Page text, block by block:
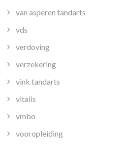
van asperen tandarts
vds
verdoving
verzekering
vink tandarts
vitalis
vmbo
vooropleiding